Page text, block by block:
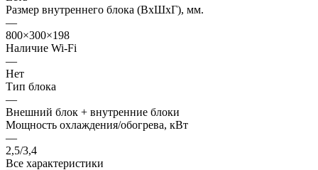
Размер внутреннего блока (ВхШхГ), мм.
—
800×300×198
Наличие Wi-Fi
—
Нет
Тип блока
—
Внешний блок + внутренние блоки
Мощность охлаждения/обогрева, кВт
—
2,5/3,4
Все характеристики